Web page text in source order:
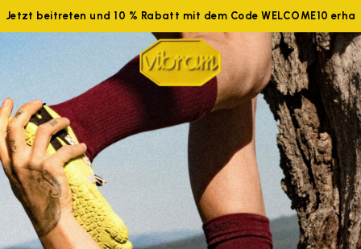
Jetzt beitreten und 10 % Rabatt mit dem Code WELCOME10